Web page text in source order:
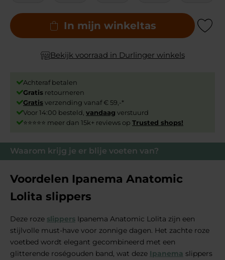
Waarom krijg je er blije voeten van?
Voordelen Ipanema Anatomic
Lolita slippers
Deze roze slippers Ipanema Anatomic Lolita zijn een
stijlvolle must-have voor zonnige dagen. Het zachte roze
voetbed wordt elegant gecombineerd met een
glitterende roségouden band, wat deze Ipanema slippers
In mijn winkeltas Add to
Bekijk voorraad in Durlinger winkels
Achteraf betalen
Gratis retourneren
Gratisverzending vanaf € 59,-*
Voor 14:00 besteld, vandaag verstuurd
⭐⭐⭐⭐⭐ meer dan 15k+ reviews op Trusted shops!